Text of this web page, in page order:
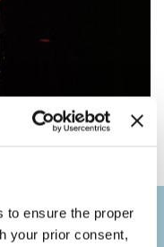
to ensure the proper
your prior consent,